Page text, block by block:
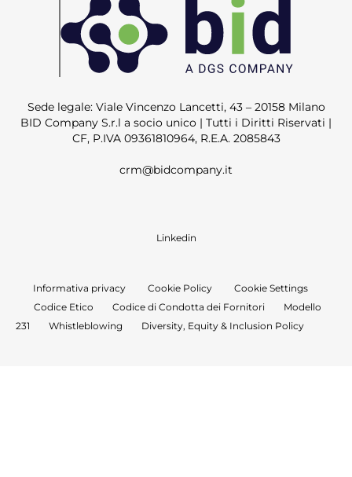
Sede legale: Viale Vincenzo Lancetti, 43 – 20158 Milano
BID Company S.r.l a socio unico | Tutti i Diritti Riservati |
CF, P.IVA 09361810964, R.E.A. 2085843
crm@bidcompany.it
Informativa privacy Cookie Policy
Cookie Settings
Codice Etico
Codice di Condotta dei Fornitori
Modello
231
Whistleblowing Diversity, Equity & Inclusion Policy
Linkedin